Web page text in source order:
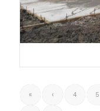
« ‹ 4 5